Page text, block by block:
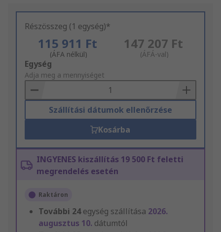
Részösszeg (1 egység)*
115 911 Ft
(ÁFA nélkül)
147 207 Ft
(ÁFÁ-val)
Add
to
Basket
Egység
Adja meg a mennyiséget
Szállítási dátumok ellenőrzése
Kosárba
INGYENES kiszállítás 19 500 Ft feletti
megrendelés esetén
Raktáron
További 24egység szállítása 2026.
augusztus 10. dátumtól